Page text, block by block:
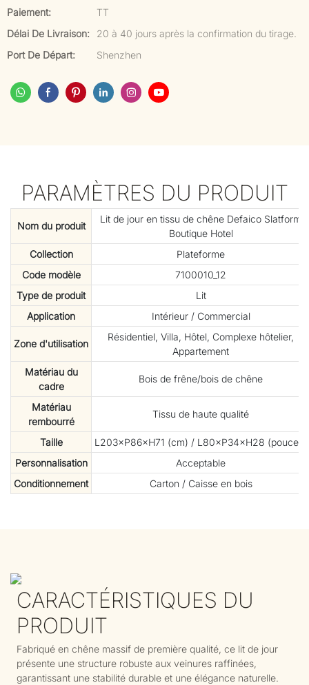
Paiement:
TT
Délai De Livraison:
20 à 40 jours après la confirmation du tirage.
Port De Départ:
Shenzhen
PARAMÈTRES DU PRODUIT
Nom du produit
Lit de jour en tissu de chêne Defaico Slatform
Boutique Hotel
Collection
Plateforme
Code modèle
7100010_12
Type de produit
Lit
Application
Intérieur / Commercial
Zone d'utilisation
Résidentiel, Villa, Hôtel, Complexe hôtelier,
Appartement
Matériau du
cadre
Bois de frêne/bois de chêne
Matériau
rembourré
Tissu de haute qualité
Taille
L203×P86×H71 (cm) / L80×P34×H28 (pouces)
Personnalisation
Acceptable
Conditionnement
Carton / Caisse en bois
CARACTÉRISTIQUES DU
PRODUIT
Fabriqué en chêne massif de première qualité, ce lit de jour
présente une structure robuste aux veinures raffinées,
garantissant une stabilité durable et une élégance naturelle.